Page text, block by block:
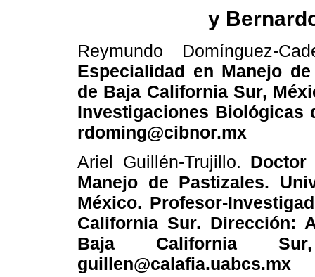
y
Reymundo Domínguez-
Especialidad en Manejo
de Baja California Sur,
Investigaciones Biológicas
rdoming@cibnor.mx
Ariel Guillén-Trujillo. Doctor
Manejo de Pastizales.
México. Profesor-
California Sur. Dirección:
Baja California
guillen@calafia.uabcs.mx